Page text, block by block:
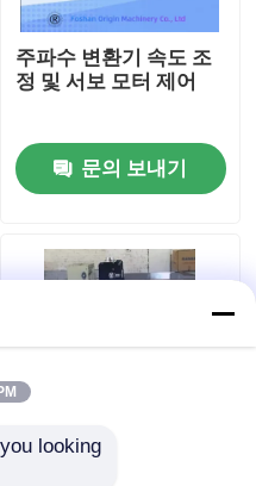
주파수 변환기 속도 조
정 및 서보 모터 제어
문의 보내기
looking